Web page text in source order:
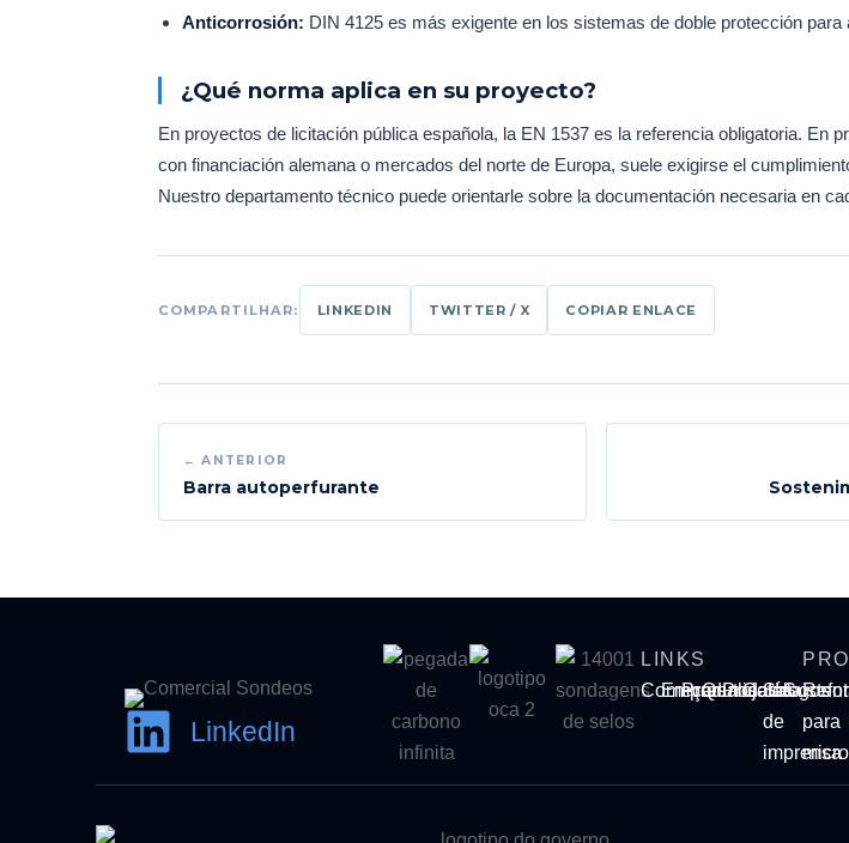
Anticorrosión: DIN 4125 es más exigente en los sistemas de doble protección para
¿Qué norma aplica en su proyecto?
En proyectos de licitación pública española, la EN 1537 es la referencia obligatoria. En
con financiación alemana o mercados del norte de Europa, suele exigirse el
Nuestro departamento técnico puede orientarle sobre la documentación necesaria en
COMPARTILHAR: LINKEDIN TWITTER / X COPIAR ENLACE
← ANTERIOR
Barra autoperfurante
LinkedIn
LINKS
Começar
Empresa
Produtos
Qualidade
Projetos
Catálogos
Sala
de
imprensa
para